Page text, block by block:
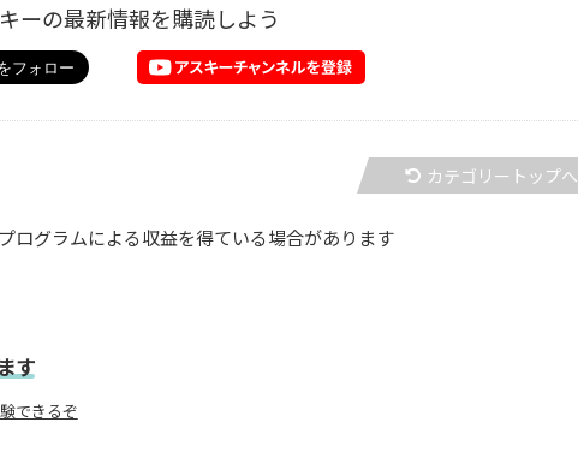
ーの最新情報を購読しよう
カテゴリートップへ
ログラムによる収益を得ている場合があります
す
できるぞ